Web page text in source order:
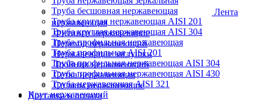
Лента
нержавеющая
Фитинги нержавеющие
Переход нержавеющий
Нержавеющие заглушки
Тройник нержавеющий
Сетка нержавеющая
Сплавы нержавеющие
Доставка и оплата
Труба бесшовная нержавеющая
Труба круглая нержавеющая AISI 201
Труба круглая нержавеющая AISI 304
Труба профильная нержавеющая
Труба профильная AISI 201
Труба профильная нержавеющая AISI 304
Труба профильная нержавеющая AISI 430
Труба нержавеющая AISI 321
Круг нержавеющий